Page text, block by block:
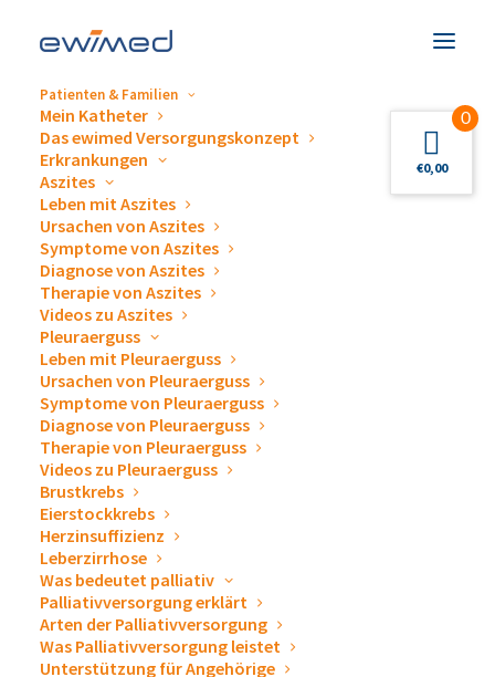
Patienten & Familien
Mein Katheter
Das ewimed Versorgungskonzept
Erkrankungen
Aszites
Leben mit Aszites
Ursachen von Aszites
Symptome von Aszites
Diagnose von Aszites
Therapie von Aszites
Videos zu Aszites
Pleuraerguss
Leben mit Pleuraerguss
Ursachen von Pleuraerguss
Symptome von Pleuraerguss
Diagnose von Pleuraerguss
Therapie von Pleuraerguss
Videos zu Pleuraerguss
Brustkrebs
Eierstockkrebs
Herzinsuffizienz
Leberzirrhose
Was bedeutet palliativ
Palliativversorgung erklärt
Arten der Palliativversorgung
Was Palliativversorgung leistet
Unterstützung für Angehörige
Beschreibung
desderman® 100 ml
0
€0,00